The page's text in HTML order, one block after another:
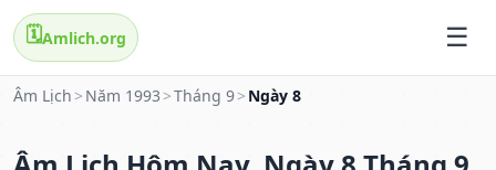
🗓️Amlich.org
Âm Lịch > Năm 1993 >Tháng 9> Ngày 8